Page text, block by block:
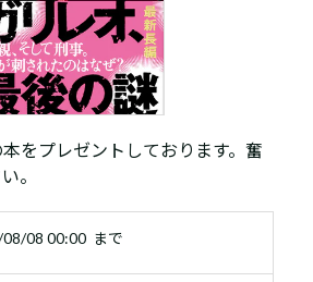
をプレゼントしております。奮
。
08 00:00 まで